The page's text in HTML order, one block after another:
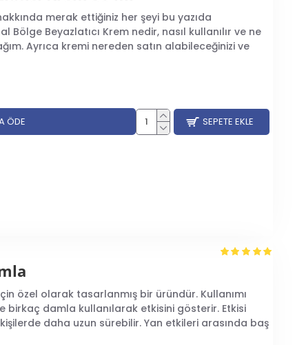
merak ettiğiniz her şeyi bu yazıda
Beyazlatıcı Krem nedir, nasıl kullanılır ve ne
Ayrıca kremi nereden satın alabileceğinizi ve
ÖDE SEPETE EKLE
özel olarak tasarlanmış bir üründür. Kullanımı
birkaç damla kullanılarak etkisini gösterir. Etkisi
daha uzun sürebilir. Yan etkileri arasında baş